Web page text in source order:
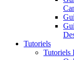
Tutoriels
Tutoriels